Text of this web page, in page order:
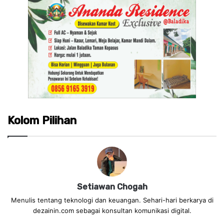
Kolom Pilihan
Setiawan Chogah
Menulis tentang teknologi dan keuangan. Sehari-hari berkarya di
dezainin.com sebagai konsultan komunikasi digital.